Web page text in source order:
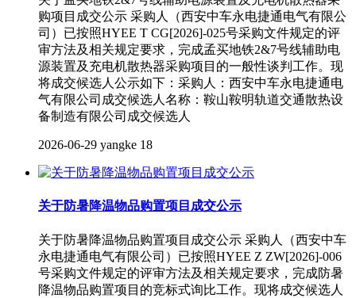
购项目成交公示 采购人（西安中车永电捷通电气有限公
司）已按照HYEE T CG[2026]-025号采购文件规定的评
审方法及相关规定要求，完成孟买地铁2&7号线辅助电
源装置及充电机散热器采购项目的一般性谈判工作。现
将成交候选人公示如下：采购人：西安中车永电捷通电
气有限公司成交候选人名称：鞍山鞍明轨道交通散热设
备制造有限公司成交候选人
2026-06-29 yangke 18
关于防暑降温物品购置项目成交公示
关于防暑降温物品购置项目成交公示 采购人（西安中车
永电捷通电气有限公司）已按照HYEE Z ZW[2026]-006
号采购文件规定的评审方法及相关规定要求，完成防暑
降温物品购置项目的竞标式询比工作。现将成交候选人